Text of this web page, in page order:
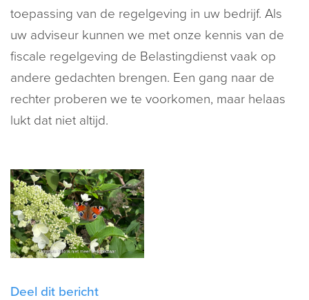
toepassing van de regelgeving in uw bedrijf. Als
uw adviseur kunnen we met onze kennis van de
fiscale regelgeving de Belastingdienst vaak op
andere gedachten brengen. Een gang naar de
rechter proberen we te voorkomen, maar helaas
lukt dat niet altijd.
Deel dit bericht